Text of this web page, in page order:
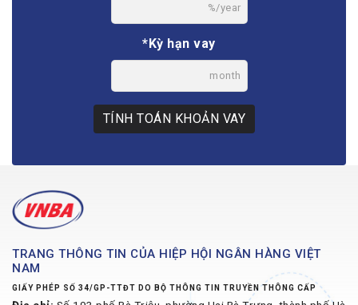
%/year
*Kỳ hạn vay
month
TÍNH TOÁN KHOẢN VAY
TRANG THÔNG TIN CỦA HIỆP HỘI NGÂN HÀNG VIỆT
NAM
GIẤY PHÉP SỐ 34/GP-TTĐT DO BỘ THÔNG TIN TRUYỀN THÔNG CẤP